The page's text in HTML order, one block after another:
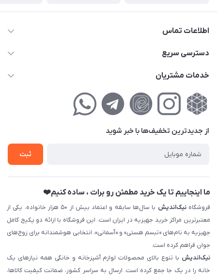
اطلاعات تماس
02177111474
کوچه گلریز 4 غربی ، پلاک 13
دسترسی سریع
حساب کاربری
لیست محصولات
خدمات مشتریان
راهنمای‌خرید‌آنلاین
حریم خصوصی
فروش‌اقساطی
از جدید‌ترین تخفیف‌ها با‌ خبر شوید
ثبت
ما اینجاییم تا یک خرید مطمئن رو برات ، ساده کنیم❤️
فروشگاهنیک‌اندیش
با سال‌ها سابقه و اعتماد بیش از ۵۰ هزار خانواده، یکی از
معتبرترین مراکز خرید جهیزیه در ایران است. این فروشگاه با ارائه دو پکیج کامل
جهیزیه به نام‌های «تبسم هستی» و «آسمانی»، انتخابی هوشمندانه برای زوج‌های
جوان فراهم کرده است.
نیک‌اندیش با تنوع بالای محصولات لوازم آشپزخانه و خانگی همه نیازهای یک
خانه را در یک جا جمع کرده است. ارسال به سراسر کشور، ضمانت کیفیت کالاها،